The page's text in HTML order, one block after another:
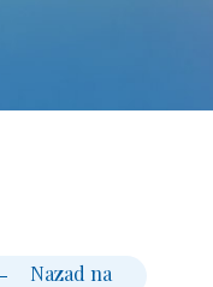
Nazad na